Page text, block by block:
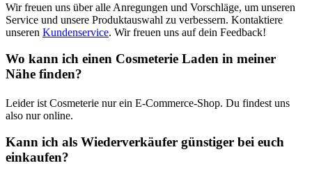
Wir freuen uns über alle Anregungen und Vorschläge, um unseren
Service und unsere Produktauswahl zu verbessern. Kontaktiere
unseren Kundenservice. Wir freuen uns auf dein Feedback!
Wo kann ich einen Cosmeterie Laden in meiner
Nähe finden?
Leider ist Cosmeterie nur ein E-Commerce-Shop. Du findest uns
also nur online.
Kann ich als Wiederverkäufer günstiger bei euch
einkaufen?